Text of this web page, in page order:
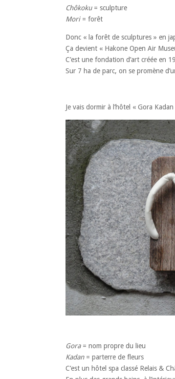
Chôkoku= sculpture
Mori= forêt
Donc « la forêt de sculptures » en
Ça devient « Hakone Open Air
C’est une fondation d’art créée en
Sur 7 ha de parc, on se promène
Je vais dormir à l’hôtel « Gora Kadan
Gora= nom propre du lieu
Kadan = parterre de fleurs
C’est un hôtel spa classé Relais &